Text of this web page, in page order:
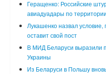
Геращенко: Российские
авиадуадары по
Лукашенко назвал условие,
оставит свой пост
В МИД Беларуси выразили
Украины
Из Беларуси в Польшу